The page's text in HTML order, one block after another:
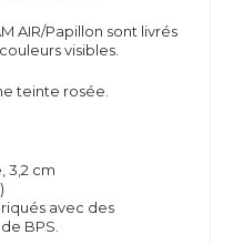
AIR/Papillon sont livrés
visibles.
teinte rosée.
3,2 cm
avec des
BPS.